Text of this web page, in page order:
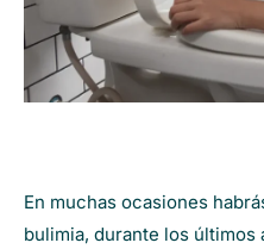
En muchas ocasiones
bulimia, durante los últimos